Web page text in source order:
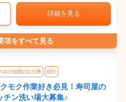
詳細を見る
項をすべて見る
みの短期のお仕事 紹介
モク作業好き必見！寿司屋の
チン洗い場大募集♪